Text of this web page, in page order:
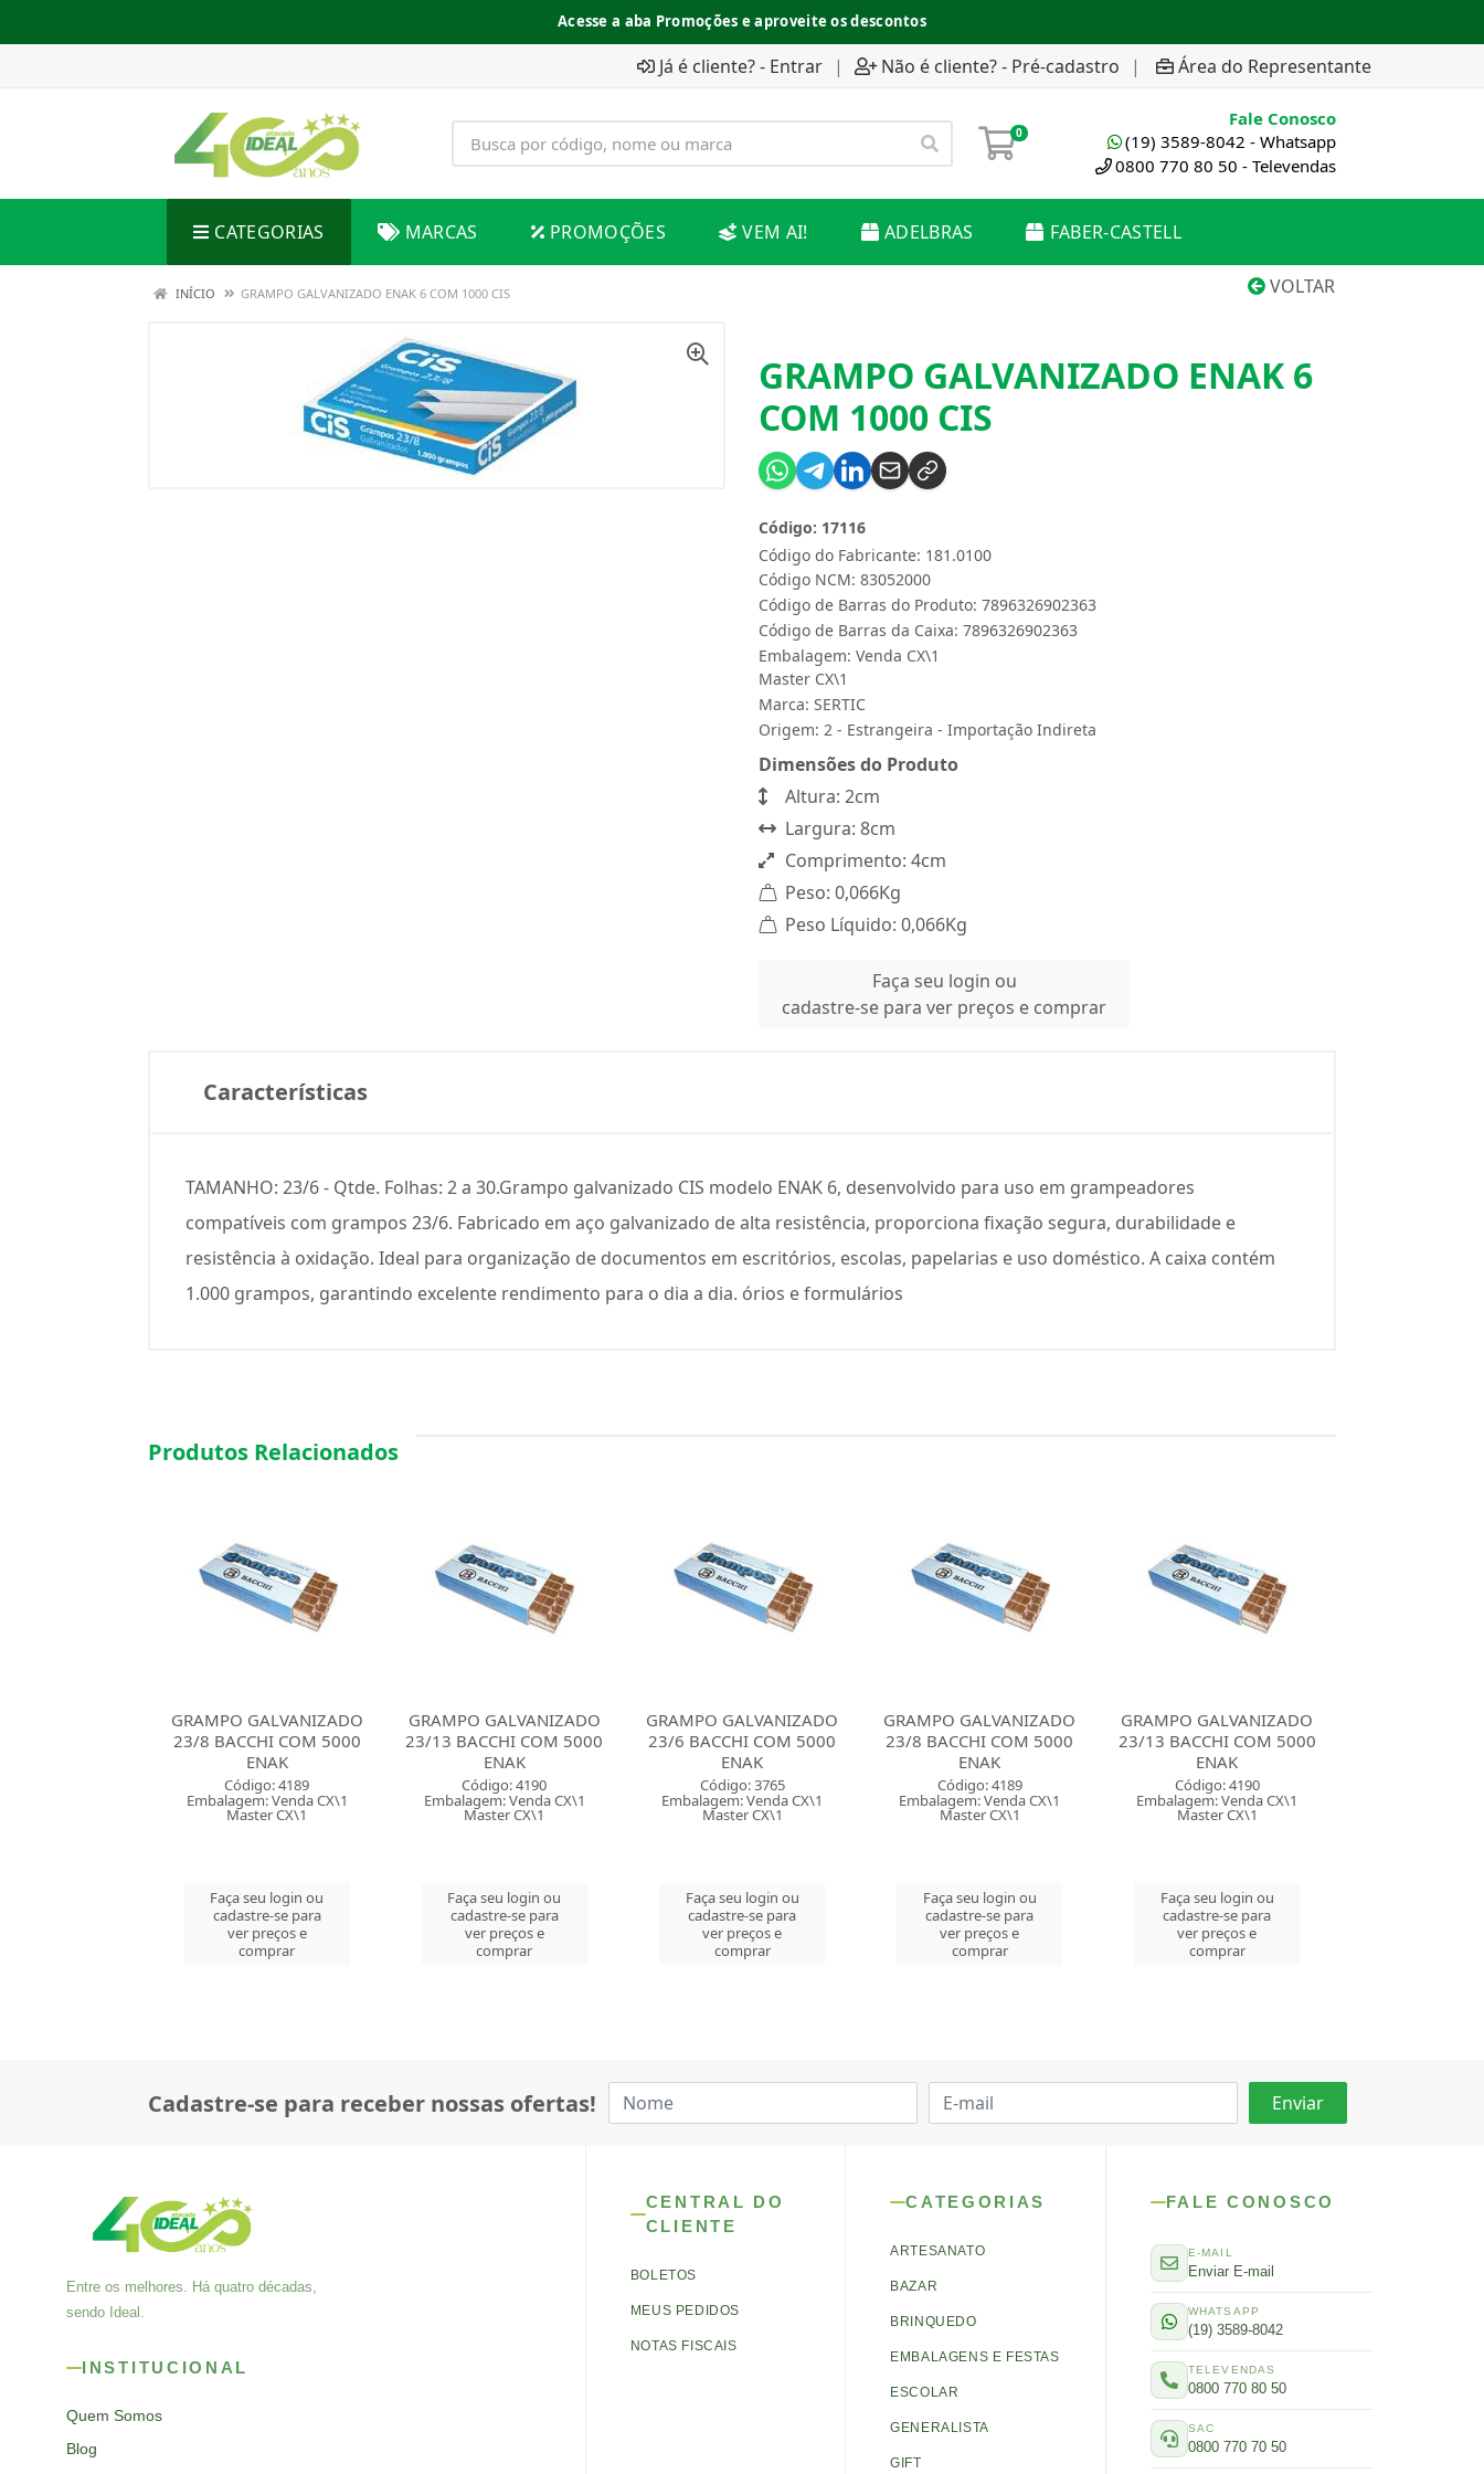
Acesse a aba Promoções e aproveite os descontos
Já é cliente? - Entrar | Não é cliente? - Pré-cadastro | Área do Representante
0
Fale Conosco
(19) 3589-8042 - Whatsapp
0800 770 80 50 - Televendas
CATEGORIAS MARCAS PROMOÇÕES VEM AI! ADELBRAS FABER-CASTELL
VOLTAR
INÍCIO GRAMPO GALVANIZADO ENAK 6 COM 1000 CIS
GRAMPO GALVANIZADO ENAK 6
COM 1000 CIS
Código do Fabricante: 181.0100
Código: 17116
Código NCM: 83052000
Código de Barras do Produto: 7896326902363
Código de Barras da Caixa: 7896326902363
Embalagem: Venda CX\1
Master CX\1
Marca: SERTIC
Origem: 2 - Estrangeira - Importação Indireta
Dimensões do Produto
Altura: 2cm
Largura: 8cm
Comprimento: 4cm
Peso: 0,066Kg
Peso Líquido: 0,066Kg
Faça seu login ou
cadastre-se para ver preços e comprar
Características
TAMANHO: 23/6 - Qtde. Folhas: 2 a 30.Grampo galvanizado CIS modelo ENAK 6, desenvolvido para uso em grampeadores
compatíveis com grampos 23/6. Fabricado em aço galvanizado de alta resistência, proporciona fixação segura, durabilidade e
resistência à oxidação. Ideal para organização de documentos em escritórios, escolas, papelarias e uso doméstico. A caixa contém
1.000 grampos, garantindo excelente rendimento para o dia a dia. órios e formulários
Produtos Relacionados
GRAMPO GALVANIZADO
23/13 BACCHI COM 5000
ENAK
Código: 4190
Embalagem: Venda CX\1
Master CX\1
Faça seu login ou
cadastre-se para
ver preços e
comprar
GRAMPO GALVANIZADO
23/6 BACCHI COM 5000
ENAK
Código: 3765
Embalagem: Venda CX\1
Master CX\1
Faça seu login ou
cadastre-se para
ver preços e
comprar
GRAMPO GALVANIZADO
23/8 BACCHI COM 5000
ENAK
Código: 4189
Embalagem: Venda CX\1
Master CX\1
Faça seu login ou
cadastre-se para
ver preços e
comprar
GRAMPO GALVANIZADO
23/13 BACCHI COM 5000
ENAK
Código: 4190
Embalagem: Venda CX\1
Master CX\1
Faça seu login ou
cadastre-se para
ver preços e
comprar
GRAMPO GALVANIZADO
23/6 BACCHI COM 5000
ENAK
Código: 3765
Embalagem: Venda CX\1
Master CX\1
Faça seu login ou
cadastre-se para
ver preços e
comprar
Cadastre-se para receber nossas ofertas!
Entre os melhores. Há quatro décadas,
sendo Ideal.
INSTITUCIONAL
Quem Somos
Blog
CENTRAL DO
CLIENTE
BOLETOS
MEUS PEDIDOS
NOTAS FISCAIS
CATEGORIAS
ARTESANATO
BAZAR
BRINQUEDO
EMBALAGENS E FESTAS
ESCOLAR
GENERALISTA
GIFT
FALE CONOSCO
E-MAIL
Enviar E-mail
WHATSAPP
(19) 3589-8042
TELEVENDAS
0800 770 80 50
SAC
0800 770 70 50